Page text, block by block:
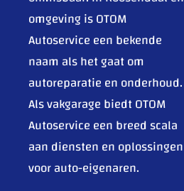
omgeving is OTOM
Autoservice een bekende
naam als het gaat om
autoreparatie en onderhoud.
Als vakgarage biedt OTOM
Autoservice een breed scala
aan diensten en oplossingen
voor auto-eigenaren.